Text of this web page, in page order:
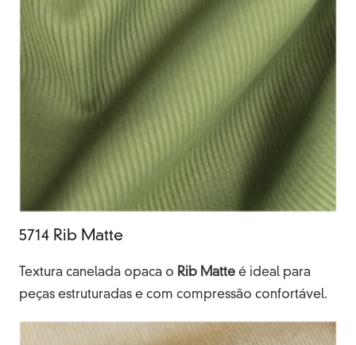
5714 Rib Matte
Textura canelada opaca o Rib Matte é ideal para
peças estruturadas e com compressão confortável.